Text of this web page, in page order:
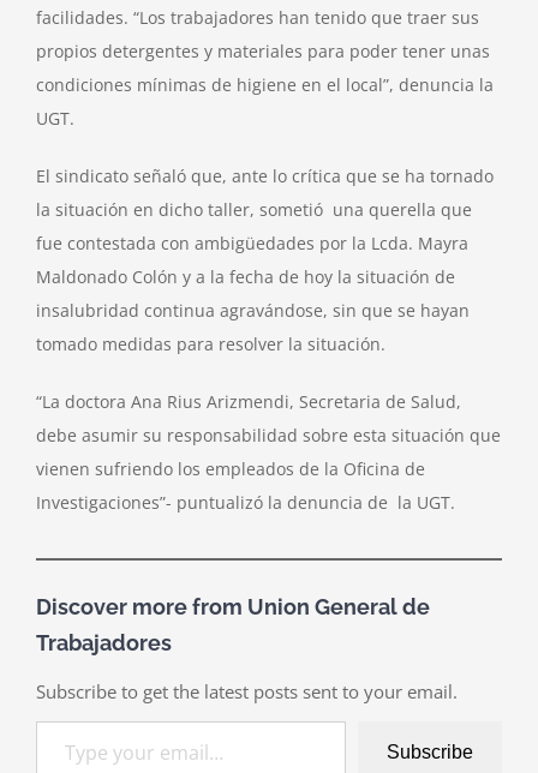
facilidades. “Los trabajadores han tenido que traer sus
propios detergentes y materiales para poder tener unas
condiciones mínimas de higiene en el local”, denuncia la
UGT.
El sindicato señaló que, ante lo crítica que se ha tornado
la situación en dicho taller, sometió una querella que
fue contestada con ambigüedades por la Lcda. Mayra
Maldonado Colón y a la fecha de hoy la situación de
insalubridad continua agravándose, sin que se hayan
tomado medidas para resolver la situación.
“La doctora Ana Rius Arizmendi, Secretaria de Salud,
debe asumir su responsabilidad sobre esta situación que
vienen sufriendo los empleados de la Oficina de
Investigaciones”- puntualizó la denuncia de la UGT.
Discover more from Union General de
Trabajadores
Subscribe to get the latest posts sent to your email.
Type your email…
Subscribe